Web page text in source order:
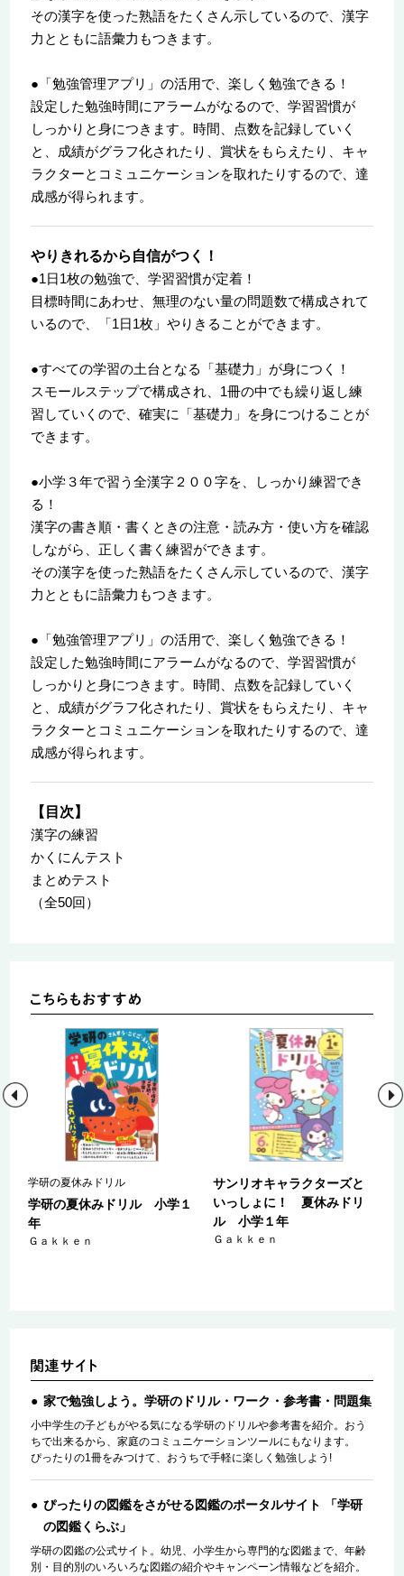
その漢字を使った熟語をたくさん示しているので、漢字
力とともに語彙力もつきます。
●「勉強管理アプリ」の活用で、楽しく勉強できる！
設定した勉強時間にアラームがなるので、学習習慣が
しっかりと身につきます。時間、点数を記録していく
と、成績がグラフ化されたり、賞状をもらえたり、キャ
ラクターとコミュニケーションを取れたりするので、達
成感が得られます。
やりきれるから自信がつく！
●1日1枚の勉強で、学習習慣が定着！
目標時間にあわせ、無理のない量の問題数で構成されて
いるので、「1日1枚」やりきることができます。
●すべての学習の土台となる「基礎力」が身につく！
スモールステップで構成され、1冊の中でも繰り返し練
習していくので、確実に「基礎力」を身につけることが
できます。
●小学３年で習う全漢字２００字を、しっかり練習でき
る！
漢字の書き順・書くときの注意・読み方・使い方を確認
しながら、正しく書く練習ができます。
その漢字を使った熟語をたくさん示しているので、漢字
力とともに語彙力もつきます。
●「勉強管理アプリ」の活用で、楽しく勉強できる！
設定した勉強時間にアラームがなるので、学習習慣が
しっかりと身につきます。時間、点数を記録していく
と、成績がグラフ化されたり、賞状をもらえたり、キャ
ラクターとコミュニケーションを取れたりするので、達
成感が得られます。
【目次】
漢字の練習
かくにんテスト
まとめテスト
（全50回）
学研の夏休みドリル
学研の夏休みドリル 小学１
年
Ｇａｋｋｅｎ
サンリオキャラクターズと
いっしょに！ 夏休みドリ
ル 小学１年
Ｇａｋｋｅｎ
家で勉強しよう。学研のドリル・ワーク・参考書・問題集
小中学生の子どもがやる気になる学研のドリルや参考書を紹介。おう
ちで出来るから、家庭のコミュニケーションツールにもなります。
ぴったりの1冊をみつけて、おうちで手軽に楽しく勉強しよう!
ぴったりの図鑑をさがせる図鑑のポータルサイト 「学研
の図鑑くらぶ」
学研の図鑑の公式サイト。幼児、小学生から専門的な図鑑まで、年齢
別・目的別のいろいろな図鑑の紹介やキャンペーン情報などを紹介。